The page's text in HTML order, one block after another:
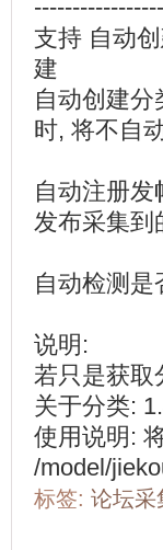
支持 自动
建
自动创建
时, 将不自
自动注册
发布采集到
自动检测
说明:
若只是获取
关于分类:
使用说明:
/model/
标签: 论坛采